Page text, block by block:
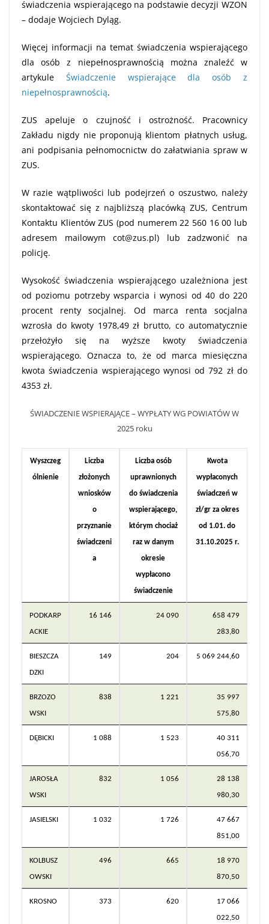
świadczenia wspierającego na podstawie decyzji WZON
– dodaje Wojciech Dyląg.
Więcej informacji na temat świadczenia wspierającego
dla osób z niepełnosprawnością można znaleźć w
artykule Świadczenie wspierające dla osób z
niepełnosprawnością.
ZUS apeluje o czujność i ostrożność. Pracownicy
Zakładu nigdy nie proponują klientom płatnych usług,
ani podpisania pełnomocnictw do załatwiania spraw w
ZUS.
W razie wątpliwości lub podejrzeń o oszustwo, należy
skontaktować się z najbliższą placówką ZUS, Centrum
Kontaktu Klientów ZUS (pod numerem 22 560 16 00 lub
adresem mailowymcot@zus.pl) lub zadzwonić na
policję.
Wysokość świadczenia wspierającego uzależniona jest
od poziomu potrzeby wsparcia i wynosi od 40 do 220
procent renty socjalnej. Od marca renta socjalna
wzrosła do kwoty 1978,49 zł brutto, co automatycznie
przełożyło się na wyższe kwoty świadczenia
wspierającego. Oznacza to, że od marca miesięczna
kwota świadczenia wspierającego wynosi od 792 zł do
4353 zł.
ŚWIADCZENIE WSPIERAJĄCE – WYPŁATY WG POWIATÓW W
2025 roku
Wyszczeg
ólnienie
Liczba
złożonych
wniosków
o
przyznanie
świadczeni
a
Liczba osób
uprawnionych
do świadczenia
wspierającego,
którym chociaż
raz w danym
okresie
wypłacono
świadczenie
Kwota
wypłaconych
świadczeń w
zł/gr za okres
od 1.01. do
31.10.2025 r.
PODKARP
ACKIE
16 146 24 090 658 479
283,80
BIESZCZA
DZKI
149 204 5 069 244,60
BRZOZO
WSKI
838 1 221 35 997
575,80
DĘBICKI 1 088 1 523 40 311
056,70
JAROSŁA
WSKI
832 1 056 28 138
980,30
JASIELSKI 1 032 1 726 47 667
851,00
KOLBUSZ
OWSKI
496 665 18 970
870,50
KROSNO 373 620 17 066
022,50